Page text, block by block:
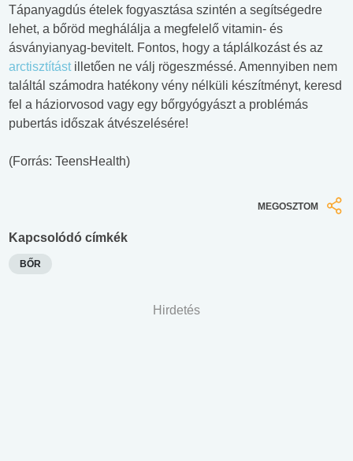
Tápanyagdús ételek fogyasztása szintén a segítségedre
lehet, a bőröd meghálálja a megfelelő vitamin- és
ásványianyag-bevitelt. Fontos, hogy a táplálkozást és az
arctisztítástilletően ne válj rögeszméssé. Amennyiben nem
találtál számodra hatékony vény nélküli készítményt, keresd
fel a háziorvosod vagy egy bőrgyógyászt a problémás
pubertás időszak átvészelésére!
(Forrás: TeensHealth)
MEGOSZTOM
Kapcsolódó címkék
BŐR
Hirdetés